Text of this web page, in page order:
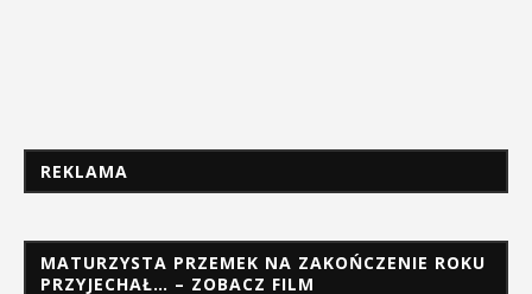
REKLAMA
MATURZYSTA PRZEMEK NA ZAKOŃCZENIE ROKU
PRZYJECHAŁ… – ZOBACZ FILM